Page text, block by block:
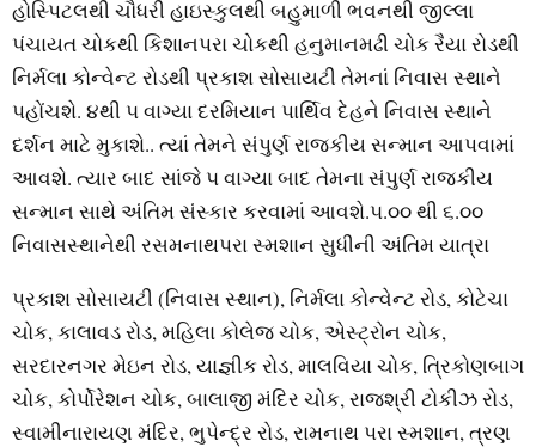
હોસ્‍પિટલથી ચૌધરી હાઇસ્‍કુલથી બહુમાળી ભવનથી જીલ્લા
પંચાયત ચોકથી કિશાનપરા ચોકથી હનુમાનમઢી ચોક રૈયા રોડથી
નિર્મલા કોન્‍વેન્‍ટ રોડથી પ્રકાશ સોસાયટી તેમનાં નિવાસ સ્‍થાને
પહોંચશે. ૪થી ૫ વાગ્‍યા દરમિયાન પાર્થિવ દેહને નિવાસ સ્‍થાને
દર્શન માટે મુકાશે.. ત્‍યાં તેમને સંપુર્ણ રાજકીય સન્‍માન આપવામાં
આવશે. ત્‍યાર બાદ સાંજે ૫ વાગ્‍યા બાદ તેમના સંપુર્ણ રાજકીય
સન્‍માન સાથે અંતિમ સંસ્‍કાર કરવામાં આવશે.૫.૦૦ થી ૬.૦૦
નિવાસસ્‍થાનેથી રસમનાથપરા સ્‍મશાન સુધીની અંતિમ યાત્રા
પ્રકાશ સોસાયટી (નિવાસ સ્‍થાન), નિર્મલા કોન્‍વેન્‍ટ રોડ, કોટેચા
ચોક, કાલાવડ રોડ, મહિલા કોલેજ ચોક, એસ્‍ટ્રોન ચોક,
સરદારનગર મેઇન રોડ, યાજ્ઞીક રોડ, માલવિયા ચોક, ત્રિકોણબાગ
ચોક, કોર્પોરેશન ચોક, બાલાજી મંદિર ચોક, રાજશ્રી ટોકીઝ રોડ,
સ્‍વામીનારાયણ મંદિર, ભુપેન્‍દ્ર રોડ, રામનાથ પરા સ્‍મશાન, ત્રણ